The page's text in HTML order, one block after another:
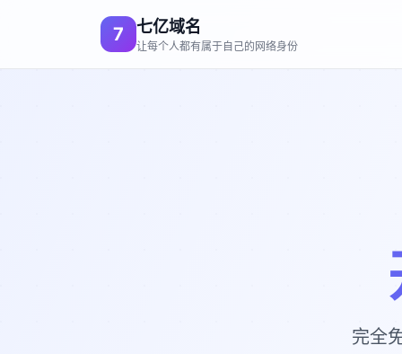
7 七亿域名
让每个人都有属于自己的网络身份
完全